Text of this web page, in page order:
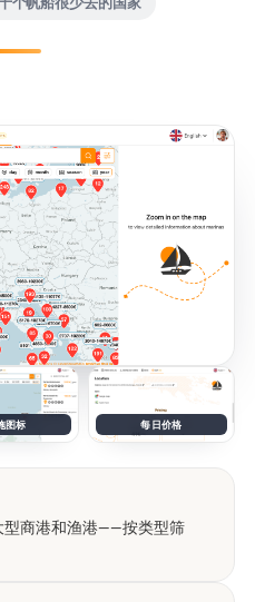
图标 每日价格
型商港和渔港——按类型筛